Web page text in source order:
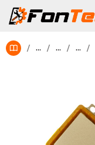
/ ... / ... / ... /